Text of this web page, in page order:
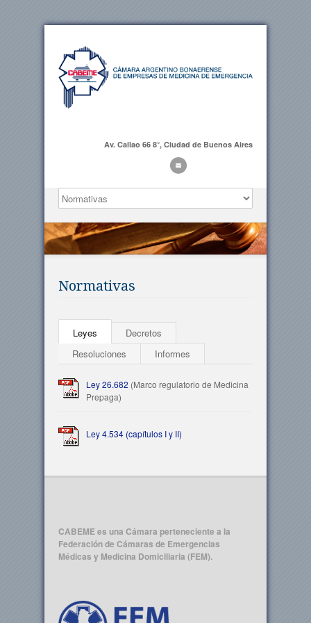
Av. Callao 66 8°, Ciudad de Buenos Aires
Normativas
Leyes
Decretos
Resoluciones
Informes
Ley 26.682 (Marco regulatorio de Medicina
Prepaga)
Ley 4.534 (capítulos I y II)
CABEME es una Cámara perteneciente a la
Federación de Cámaras de Emergencias
Médicas y Medicina Domiciliaria (FEM).